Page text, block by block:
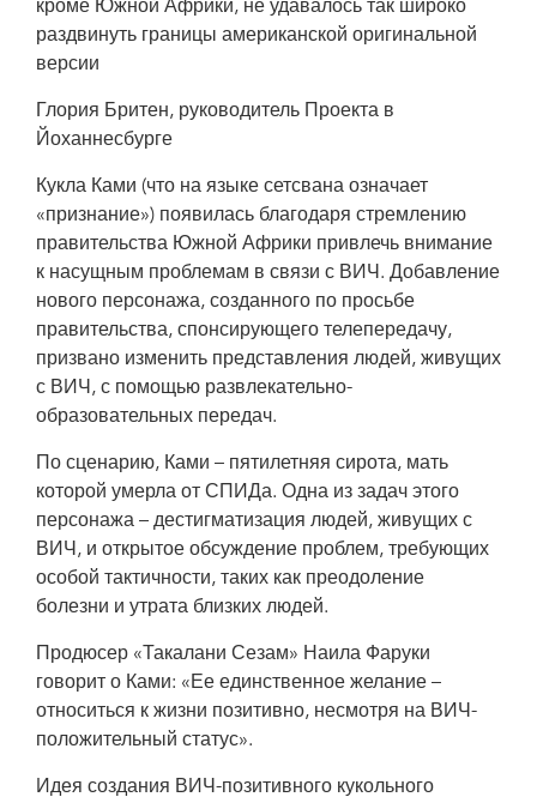
кроме Южной Африки, не удавалось так широко
раздвинуть границы американской оригинальной
версии
Глория Бритен, руководитель Проекта в
Йоханнесбурге
Кукла Ками (что на языке сетсвана означает
«признание») появилась благодаря стремлению
правительства Южной Африки привлечь внимание
к насущным проблемам в связи с ВИЧ. Добавление
нового персонажа, созданного по просьбе
правительства, спонсирующего телепередачу,
призвано изменить представления людей, живущих
с ВИЧ, с помощью развлекательно-
образовательных передач.
По сценарию, Ками – пятилетняя сирота, мать
которой умерла от СПИДа. Одна из задач этого
персонажа – дестигматизация людей, живущих с
ВИЧ, и открытое обсуждение проблем, требующих
особой тактичности, таких как преодоление
болезни и утрата близких людей.
Продюсер «Такалани Сезам» Наила Фаруки
говорит о Ками: «Ее единственное желание –
относиться к жизни позитивно, несмотря на ВИЧ-
положительный статус».
Идея создания ВИЧ-позитивного кукольного